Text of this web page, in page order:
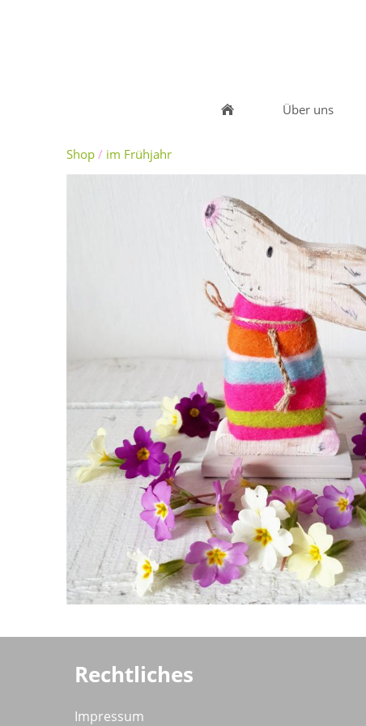
Über uns
Shop / im Frühjahr
Rechtliches
Impressum